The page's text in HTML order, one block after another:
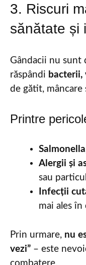
3. Riscuri
sănătate și
Gândacii nu sunt
răspândi bacterii,
de gătit, mâncare
Printre
Salmonella
Alergii și
sau
Infecții
mai ales în
Prin urmare, nu
vezi” – este
combatere.